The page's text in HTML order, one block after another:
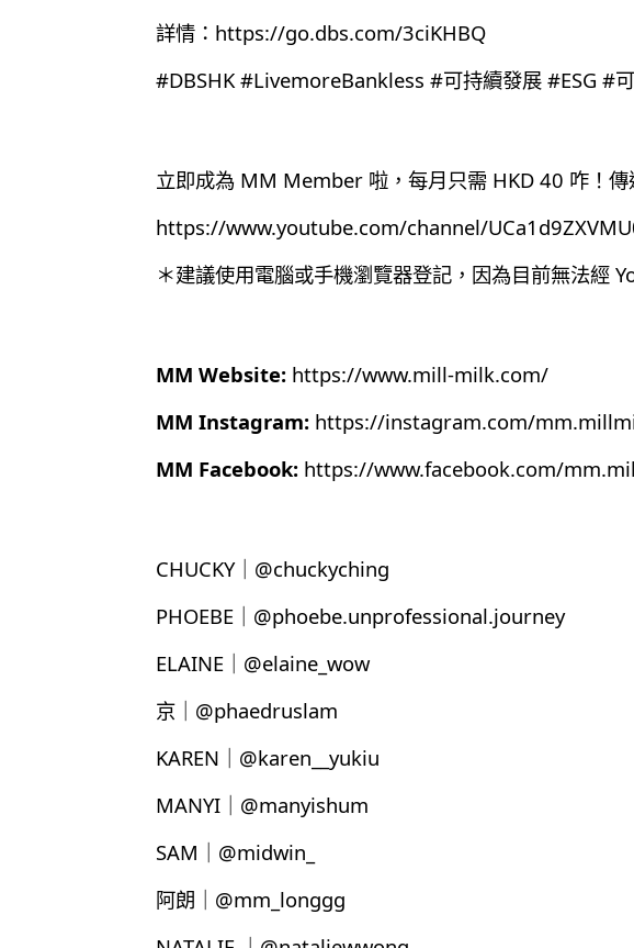
詳情： https://go.dbs.com/3ciKHBQ
#DBSHK #LivemoreBankless #可持續發展 #ESG #
立即成為 MM Member 啦，每月只需 HKD 40 咋！傳
https://www.youtube.com/channel/
＊建議使用電腦或手機瀏覽器登記，因為目前無法經
MM Website: https://www.mill-milk.com/
MM Instagram: https://instagram.com/
MM Facebook: https://www.facebook.com/
CHUCKY｜@chuckyching
PHOEBE｜@phoebe.unprofessional.journey
ELAINE｜@elaine_wow
京｜@phaedruslam
KAREN｜@karen__yukiu
MANYI｜@manyishum
SAM｜@midwin_
阿朗｜@mm_longgg